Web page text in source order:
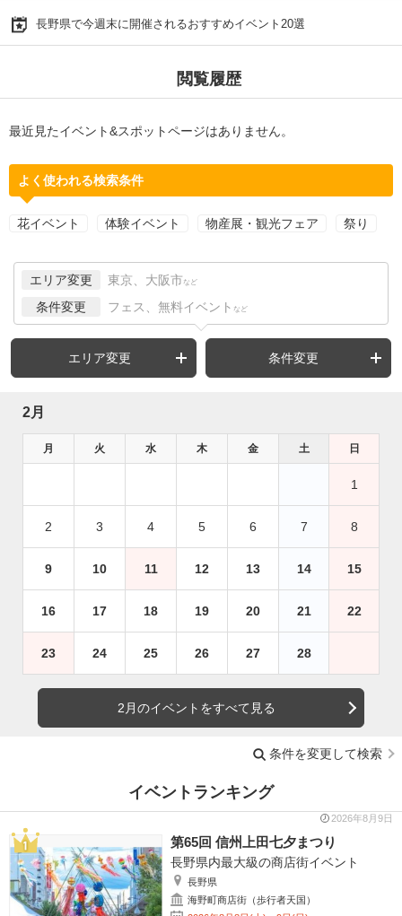
長野県で今週末に開催されるおすすめイベント20選
閲覧履歴
最近見たイベント&スポットページはありません。
よく使われる検索条件
花イベント 体験イベント 物産展・観光フェア 祭り
エリア変更 東京、大阪市 など
条件変更 フェス、無料イベント など
エリア変更 条件変更
2月
月 火 水 木 金 土 日
1
2 3 4 5 6 7 8
9 10 11 12 13 14 15
16 17 18 19 20 21 22
23 24 25 26 27 28
2月のイベントをすべて見る
条件を変更して検索
イベントランキング
2026年8月9日
第65回 信州上田七夕まつり
長野県内最大級の商店街イベント
長野県
海野町商店街（歩行者天国）